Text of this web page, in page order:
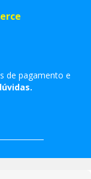
de pagamento e